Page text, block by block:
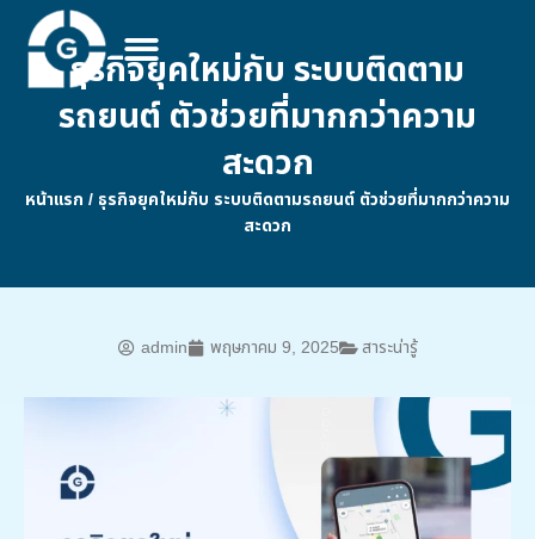
ธุรกิจยุคใหม่กับ ระบบติดตาม
รถยนต์ ตัวช่วยที่มากกว่าความ
สะดวก
หน้าแรก / ธุรกิจยุคใหม่กับ ระบบติดตามรถยนต์ ตัวช่วยที่มากกว่าความ
สะดวก
admin พฤษภาคม 9, 2025 สาระน่ารู้